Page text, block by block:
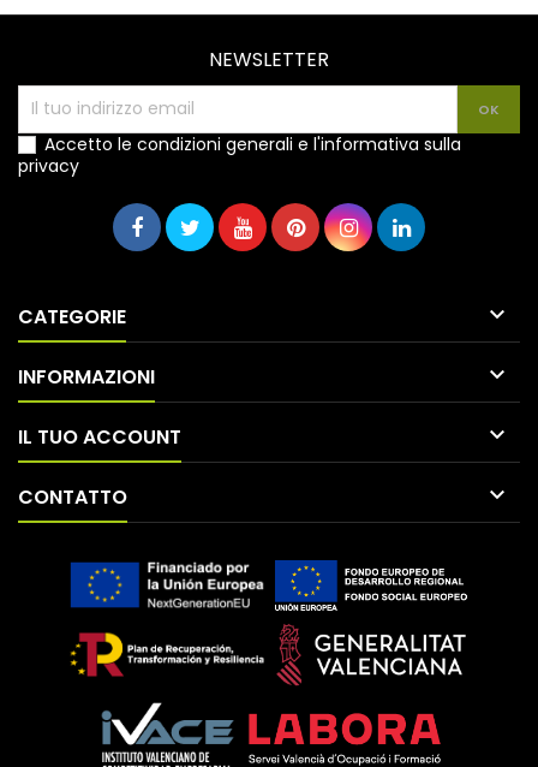
NEWSLETTER
Accetto le condizioni generali e l'informativa sulla
privacy
CATEGORIE 
INFORMAZIONI 
IL TUO ACCOUNT 
CONTATTO 